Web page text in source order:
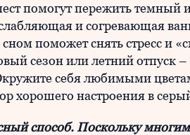
помогут пережить темный
и согревающая
поможет снять стресс и
сезон или летний отпуск –
себя любимыми
хорошего настроения в
способ. Поскольку